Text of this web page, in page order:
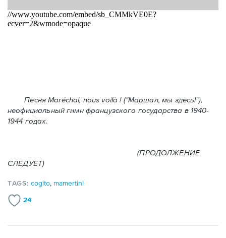
Песня Maréchal, nous voilà ! ("Маршал, мы здесь!"),
неофициальный гимн французского государства в 1940-
1944 годах.
(ПРОДОЛЖЕНИЕ
СЛЕДУЕТ)
TAGS:cogito, mamertini
24